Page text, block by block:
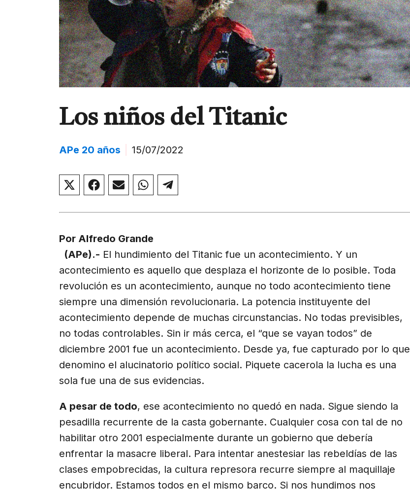
Los niños del Titanic
APe 20 años 15/07/2022
Compartir
en
(Twitter)
Compartir
en
Compartir
en
Compartir
en
Compartir
en
Por Alfredo Grande
(APe).- El hundimiento del Titanic fue un acontecimiento. Y un
acontecimiento es aquello que desplaza el horizonte de lo posible. Toda
revolución es un acontecimiento, aunque no todo acontecimiento tiene
siempre una dimensión revolucionaria. La potencia instituyente del
acontecimiento depende de muchas circunstancias. No todas previsibles,
no todas controlables. Sin ir más cerca, el “que se vayan todos” de
diciembre 2001 fue un acontecimiento. Desde ya, fue capturado por lo que
denomino el alucinatorio político social. Piquete cacerola la lucha es una
sola fue una de sus evidencias.
A pesar de todo, ese acontecimiento no quedó en nada. Sigue siendo la
pesadilla recurrente de la casta gobernante. Cualquier cosa con tal de no
habilitar otro 2001 especialmente durante un gobierno que debería
enfrentar la masacre liberal. Para intentar anestesiar las rebeldías de las
clases empobrecidas, la cultura represora recurre siempre al maquillaje
encubridor. Estamos todos en el mismo barco. Si nos hundimos nos